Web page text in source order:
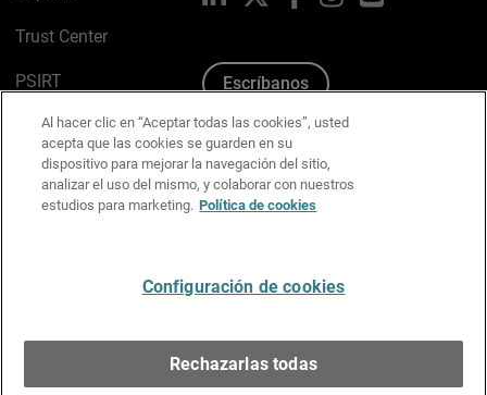
Trust Center
PSIRT
Política de cookies
Política de privacidad
Kit de medios y marca
Escríbanos
Al hacer clic en “Aceptar todas las cookies”, usted
acepta que las cookies se guarden en su
dispositivo para mejorar la navegación del sitio,
analizar el uso del mismo, y colaborar con nuestros
estudios para marketing. Política de cookies
Configuración de cookies
Rechazarlas todas